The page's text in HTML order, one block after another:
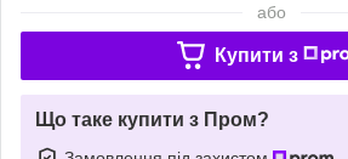
або
Купити з
Що таке купити з Пром?